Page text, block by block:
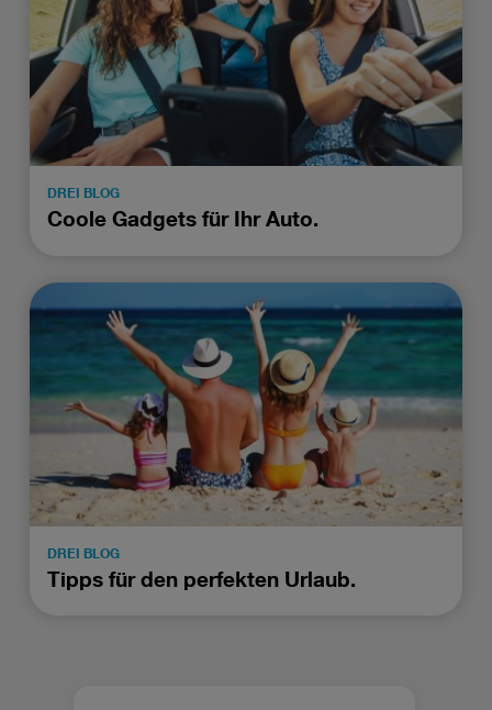
DREI BLOG
Coole Gadgets für Ihr Auto.
DREI BLOG
Tipps für den perfekten Urlaub.